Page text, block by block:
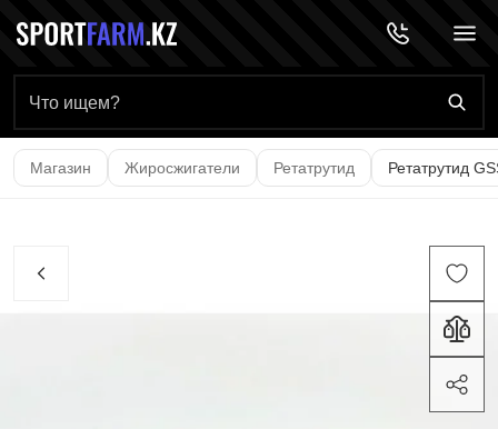
Главная страница
Магазин Жиросжигатели Ретатрутид Ретатрутид